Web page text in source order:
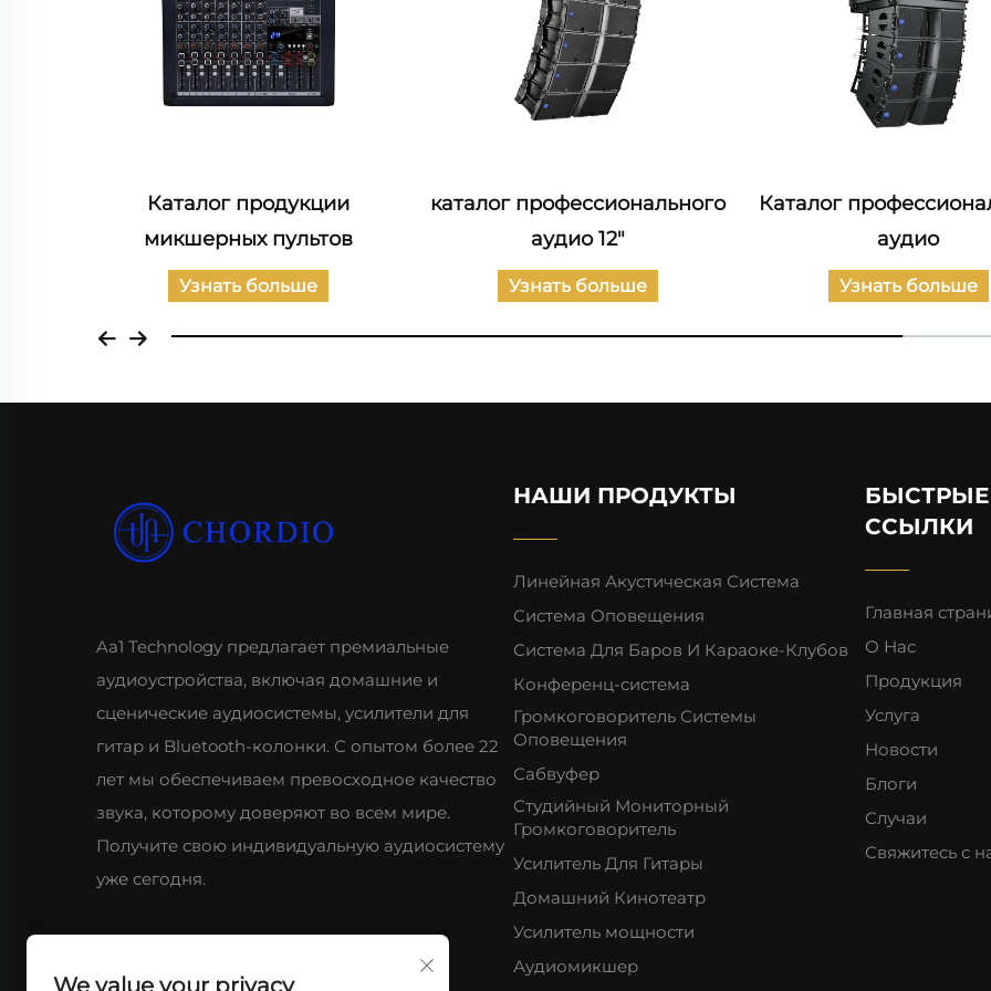
Каталог продукции
микшерных пультов
Узнать больше
каталог профессионального
аудио 12"
Узнать больше
Каталог
аудио
Узнать больше
Aa1 Technology предлагает премиальные
аудиоустройства, включая домашние и
сценические аудиосистемы, усилители для
гитар и Bluetooth-колонки. С опытом более 22
лет мы обеспечиваем превосходное качество
звука, которому доверяют во всем мире.
Получите свою индивидуальную аудиосистему
уже сегодня.
НАШИ ПРОДУКТЫ
Линейная Акустическая Система
Система Оповещения
Система Для Баров И Караоке-Клубов
Конференц-система
Громкоговоритель Системы
Оповещения
Сабвуфер
Студийный Мониторный
Громкоговоритель
Усилитель Для Гитары
Домашний Кинотеатр
Усилитель мощности
Аудиомикшер
БЫСТРЫЕ
ССЫЛКИ
Главная
О Нас
Продукция
Услуга
Новости
Блоги
Случаи
Свяжитесь с
We value your privacy